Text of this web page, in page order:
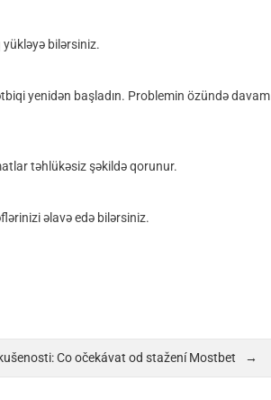
bilərsiniz.
yenidən başladın. Problemin özündə davam
təhlükəsiz şəkildə qorunur.
əlavə edə bilərsiniz.
Co očekávat od stažení Mostbet